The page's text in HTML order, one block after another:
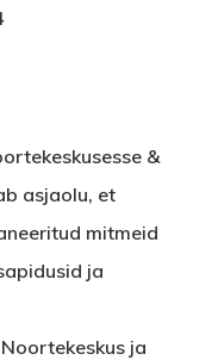
&
asjaolu, et
mitmeid
ja
ja